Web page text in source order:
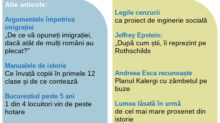
Alte articole:
Argumentele împotriva
imigrației
„De ce vă opuneți imigrației,
dacă atât de mulți români au
plecat?”
Manualele de istorie
Ce învață copiii în primele 12
clase și de ce contează
Bucureștiul peste 5 ani
1 din 4 locuitori vin de peste
hotare
Legile cenzurii
ca proiect de inginerie socială
Jeffrey Epstein:
„După cum știi, îi reprezint pe
Rothschilds
Andreea Esca recunoaște
Planul Kalergi cu zâmbetul pe
buze
Lumea lăsată în urmă
de cel mai mare proxenet din
istorie